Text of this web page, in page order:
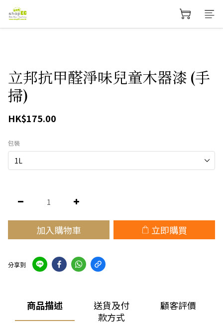
立邦抗甲醛淨味兒童木器漆 (手
掃)
HK$175.00
包裝
加入購物車 立即購買
分享到
商品描述
送貨及付
款方式
顧客評價